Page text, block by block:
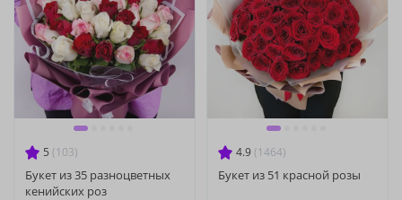
5 (103)
Букет из 35 разноцветных
кенийских роз
4.9 (1464)
Букет из 51 красной розы